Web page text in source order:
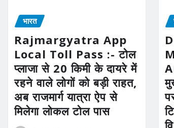
भारत
Rajmargyatra App
Local Toll Pass :- टोल
प्लाजा से 20 किमी के दायरे में
रहने वाले लोगों को बड़ी राहत,
अब राजमार्ग यात्रा ऐप से
मिलेगा लोकल टोल पास